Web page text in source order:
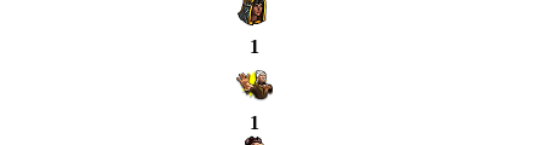
1
1